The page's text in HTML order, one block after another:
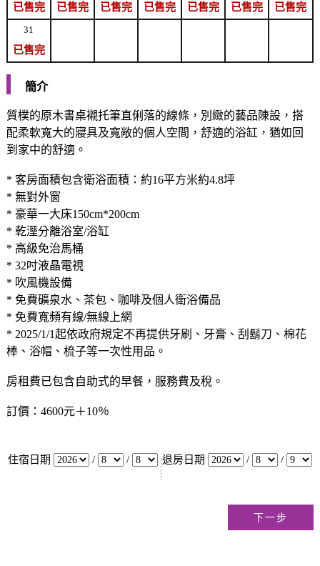
已售完 已售完 已售完 已售完 已售完 已售完 已售完
31
已售完
簡介
質樸的原木書桌襯托筆直俐落的線條，別緻的藝品陳設，搭
配柔軟寬大的寢具及寬敞的個人空間，舒適的浴缸，猶如回
到家中的舒適。
* 客房面積包含衛浴面積：約16平方米約4.8坪
* 無對外窗
* 豪華一大床150cm*200cm
* 乾溼分離浴室/浴缸
* 高級免治馬桶
* 32吋液晶電視
* 吹風機設備
* 免費礦泉水、茶包、咖啡及個人衛浴備品
* 免費寬頻有線/無線上網
* 2025/1/1起依政府規定不再提供牙刷、牙膏、刮鬍刀、棉花
棒、浴帽、梳子等一次性用品。
房租費已包含自助式的早餐，服務費及稅。
訂價：4600元＋10％
住宿日期 / / 退房日期 / /